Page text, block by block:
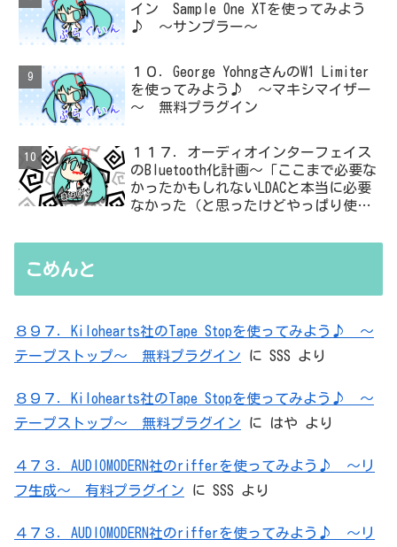
イン Sample One XTを使ってみよう
♪ ～サンプラー～
１０．George YohngさんのW1 Limiter
を使ってみよう♪ ～マキシマイザー
～ 無料プラグイン
１１７．オーディオインターフェイス
のBluetooth化計画～「ここまで必要な
かったかもしれないLDACと本当に必要
なかった（と思ったけどやっぱり使っ
無駄を重ねた結論はシンプルだった
こめんと
８９７．Kilohearts社のTape Stopを使ってみよう♪ ～
テープストップ～ 無料プラグイン に SSS より
８９７．Kilohearts社のTape Stopを使ってみよう♪ ～
テープストップ～ 無料プラグイン に はや より
４７３．AUDIOMODERN社のrifferを使ってみよう♪ ～リ
フ生成～ 有料プラグイン に SSS より
４７３．AUDIOMODERN社のrifferを使ってみよう♪ ～リ